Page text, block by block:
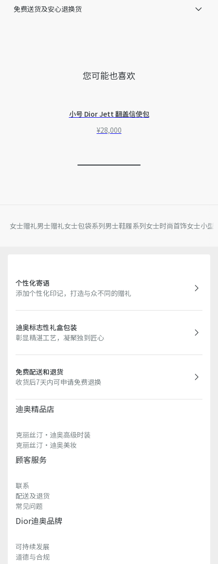
免费送货及安心退换货
您可能也喜欢
小号 Dior Jett 翻盖信使包
¥28,000
女士赠礼男士赠礼女士包袋系列男士鞋履系列女士时尚首饰女士小型
个性化寄语
添加个性化印记，打造与众不同的赠礼
迪奥标志性礼盒包装
彰显精湛工艺，凝聚独到匠心
免费配送和退货
收货后7天内可申请免费退换
迪奥精品店
克丽丝汀·迪奥高级时装
克丽丝汀·迪奥美妆
顾客服务
联系
配送及退货
常见问题
Dior迪奥品牌
可持续发展
道德与合规